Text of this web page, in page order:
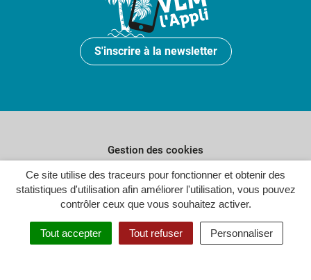
Ce site utilise des traceurs pour fonctionner et obtenir des
statistiques d'utilisation afin améliorer l'utilisation, vous pouvez
contrôler ceux que vous souhaitez activer.
Tout accepter Tout refuser Personnaliser
S'inscrire à la newsletter
Gestion des cookies
Plan du site
Politique de confidentialité
Crédits